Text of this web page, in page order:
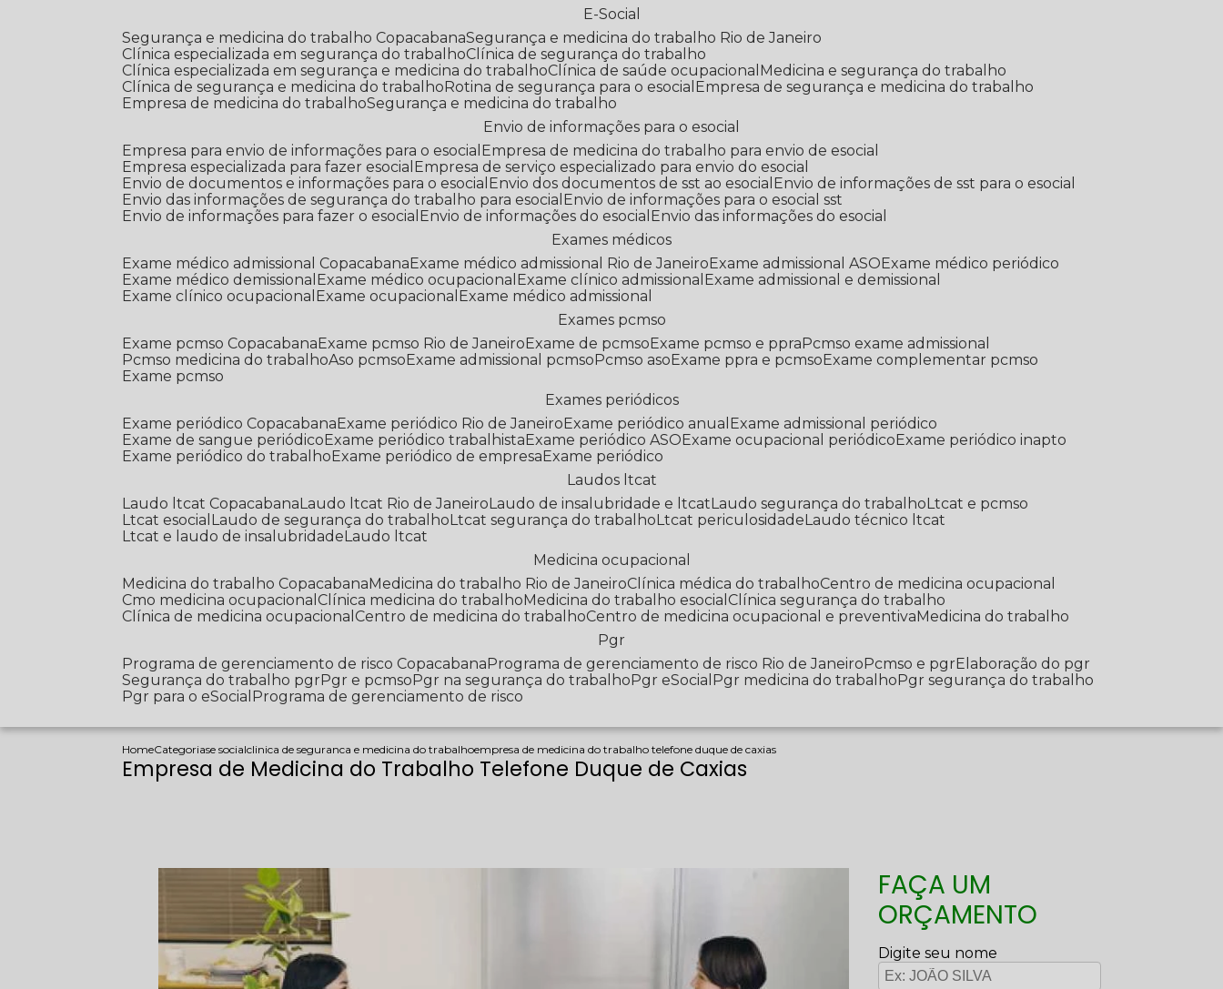
E-Social
Segurança e medicina do trabalho Copacabana Segurança e medicina do trabalho Rio de Janeiro
Clínica especializada em segurança do trabalho
Clínica de segurança do trabalho
Clínica especializada em segurança e medicina do trabalho
Clínica de saúde ocupacional
Medicina e segurança do trabalho
Clínica de segurança e medicina do trabalho
Rotina de segurança para o esocial
Empresa de segurança e medicina do trabalho
Empresa de medicina do trabalho Segurança e medicina do trabalho
Envio de informações para o esocial
Empresa para envio de informações para o esocial
Empresa de medicina do trabalho para envio de esocial
Empresa especializada para fazer esocial
Empresa de serviço especializado para envio do esocial
Envio de documentos e informações para o esocial
Envio dos documentos de sst ao esocial
Envio de informações de sst para o esocial
Envio das informações de segurança do trabalho para esocial
Envio de informações para o esocial sst
Envio de informações para fazer o esocial
Envio de informações do esocial
Envio das informações do esocial
Exames médicos
Exame médico admissional Copacabana
Exame médico admissional Rio de Janeiro Exame admissional ASO
Exame médico periódico
Exame médico demissional
Exame médico ocupacional Exame clínico admissional
Exame admissional e demissional
Exame clínico ocupacional
Exame ocupacional
Exame médico admissional
Exames pcmso
Exame pcmso Copacabana
Exame pcmso Rio de Janeiro Exame de pcmso Exame pcmso e ppra
Pcmso exame admissional
Pcmso medicina do trabalho Aso pcmso Exame admissional pcmso Pcmso aso Exame ppra e pcmso
Exame complementar pcmso
Exame pcmso
Exames periódicos
Exame periódico Copacabana
Exame periódico Rio de Janeiro Exame periódico anual
Exame admissional periódico
Exame de sangue periódico
Exame periódico trabalhista Exame periódico ASO Exame ocupacional periódico
Exame periódico inapto
Exame periódico do trabalho
Exame periódico de empresa
Exame periódico
Laudos ltcat
Laudo ltcat Copacabana Laudo ltcat Rio de Janeiro Laudo de insalubridade e ltcat Laudo segurança do trabalho Ltcat e pcmso
Ltcat esocial
Laudo de segurança do trabalho Ltcat segurança do trabalho Ltcat periculosidade Laudo técnico ltcat
Ltcat e laudo de insalubridade Laudo ltcat
Medicina ocupacional
Medicina do trabalho Copacabana
Medicina do trabalho Rio de Janeiro Clínica médica do trabalho
Centro de medicina ocupacional
Cmo medicina ocupacional
Clínica medicina do trabalho Medicina do trabalho esocial
Clínica segurança do trabalho
Clínica de medicina ocupacional
Centro de medicina do trabalho Centro de medicina ocupacional e preventiva
Medicina do trabalho
Pgr
Programa de gerenciamento de risco Copacabana
Programa de gerenciamento de risco Rio de Janeiro Pcmso e pgr
Elaboração do pgr
Segurança do trabalho pgr
Pgr e pcmso Pgr na segurança do trabalho Pgr eSocial Pgr medicina do trabalho
Pgr segurança do trabalho
Pgr para o eSocial
Programa de gerenciamento de risco
HomeCategoriase socialclinica de seguranca e medicina do trabalhoempresa de medicina do trabalho telefone duque de caxias
Empresa de Medicina do Trabalho Telefone Duque de Caxias
FAÇA UM
ORÇAMENTO
Digite seu nome